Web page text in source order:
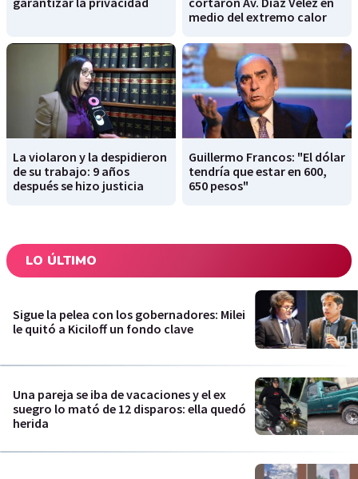
medio del extremo calor
La violaron y la despidieron
de su trabajo: 9 años
después se hizo justicia
Guillermo Francos: "El dólar
tendría que estar en 600,
650 pesos"
LO ÚLTIMO
Sigue la pelea con los gobernadores: Milei
le quitó a Kiciloff un fondo clave
Una pareja se iba de vacaciones y el ex
suegro lo mató de 12 disparos: ella quedó
herida